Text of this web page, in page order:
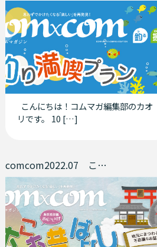
こんにちは！コムマガ編集部のカオ
リです。 10 […]
comcom2022.07 こむこむ昔ばなし